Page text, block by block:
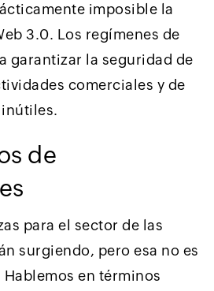
imposible la
3.0. Los regímenes de
garantizar la seguridad de
comerciales y de
de
para el sector de las
surgiendo, pero esa no es
en términos